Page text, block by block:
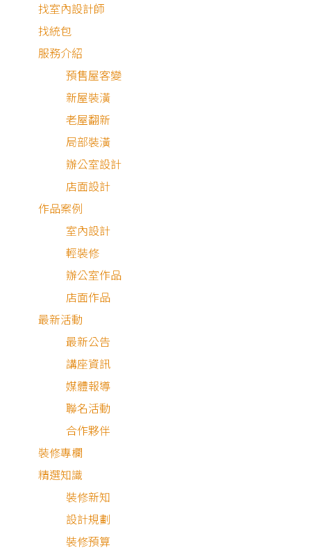
找室內設計師
找統包
服務介紹
預售屋客變
新屋裝潢
老屋翻新
局部裝潢
辦公室設計
店面設計
作品案例
室內設計
輕裝修
辦公室作品
店面作品
最新活動
最新公告
講座資訊
媒體報導
聯名活動
合作夥伴
裝修專欄
精選知識
裝修新知
設計規劃
裝修預算